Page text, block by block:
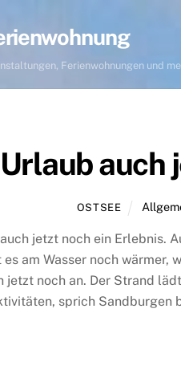
Ferienwohnungen und
Urlaub auch
OSTSEE
jetzt noch ein Erlebnis.
am Wasser noch wärmer,
noch an. Der Strand
sprich Sandburgen